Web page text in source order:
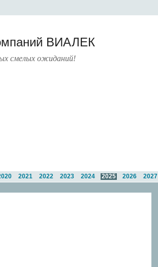
ВИАЛЕК
смелых ожиданий!
2027
2026
2025
2024
2023
2022
2021